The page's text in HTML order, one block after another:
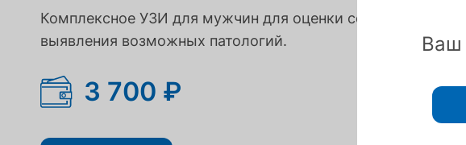
Показать ещё Показать ещё Показать ещё
Комплексное УЗИ для мужчин для оценки состояния
выявления возможных патологий.
3 700 ₽
Ваш